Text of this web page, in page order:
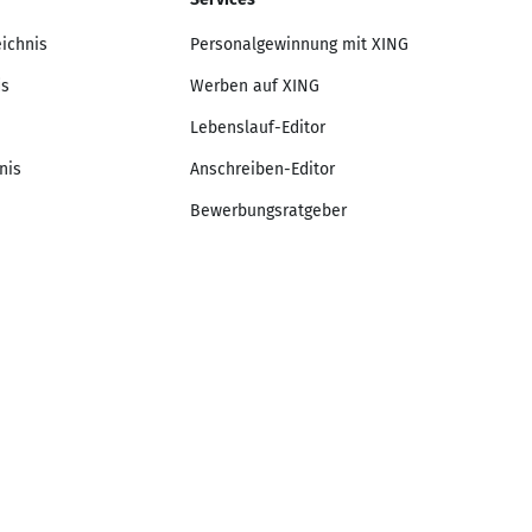
Personalgewinnung mit XING
Werben auf XING
Lebenslauf-Editor
Anschreiben-Editor
Bewerbungsratgeber